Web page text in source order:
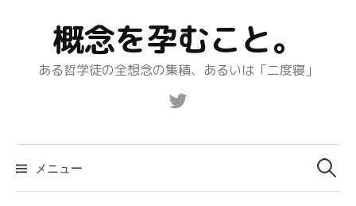
キ
概念を孕むこと。
ある哲学徒の全想念の集積、あるいは「二度寝」
メニュー 検